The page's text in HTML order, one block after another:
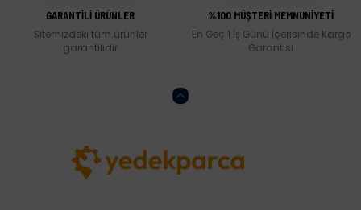
GARANTİLİ ÜRÜNLER
Sitemizdeki tüm ürünler
garantilidir
%100 MÜŞTERİ MEMNUNİYETİ
En Geç 1 İş Günü İçerisinde Kargo
Garantisi